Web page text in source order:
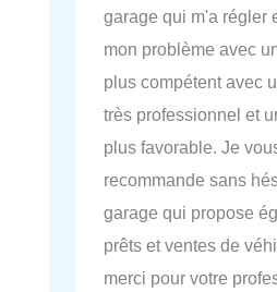
garage qui m'a régler
mon problème avec
plus compétent avec
très professionnel et
plus favorable. Je
recommande sans
garage qui propose
prêts et ventes de
merci pour votre